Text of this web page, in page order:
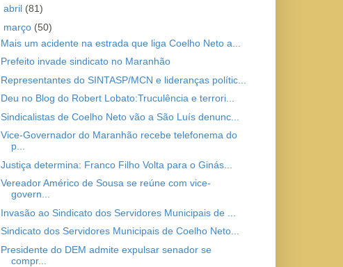
abril (81)
março (50)
Mais um acidente na estrada que liga Coelho Neto a...
Prefeito invade sindicato no Maranhão
Representantes do SINTASP/MCN e lideranças polític...
Deu no Blog do Robert Lobato:Truculência e terrori...
Sindicalistas de Coelho Neto vão a São Luís denunc...
Vice-Governador do Maranhão recebe telefonema do
p...
Justiça determina: Franco Filho Volta para o Ginás...
Vereador Américo de Sousa se reúne com vice-
govern...
Invasão ao Sindicato dos Servidores Municipais de ...
Sindicato dos Servidores Municipais de Coelho Neto...
Presidente do DEM admite expulsar senador se
compr...